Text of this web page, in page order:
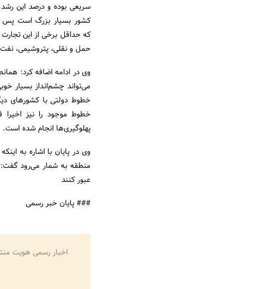
که حداقل برخی از این
حمل و نقلی، پتروشیمی،
وی در ادامه اضافه کرد:
می‌تواند چشم‌انداز بسیار
خطوط دولتی با کشورهای
خطوط موجود را نیز اخیرا
پهلوگیری‌ها انجام شده است.
وی در پایان با اشاره به
منطقه به شمار می‌رود
عبور کنند
### پایان خبر رسمی
اخبار رسمی هویت